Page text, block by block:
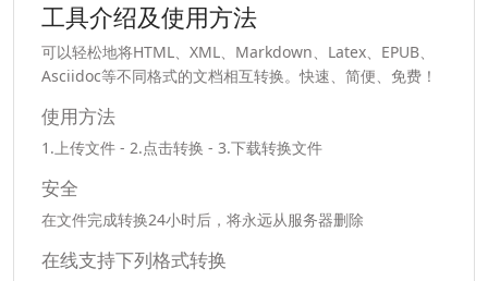
工具介绍及使用方法
可以轻松地将HTML、XML、Markdown、Latex、EPUB、
Asciidoc等不同格式的文档相互转换。快速、简便、免费！
使用方法
1.上传文件 - 2.点击转换 - 3.下载转换文件
安全
在文件完成转换24小时后，将永远从服务器删除
在线支持下列格式转换